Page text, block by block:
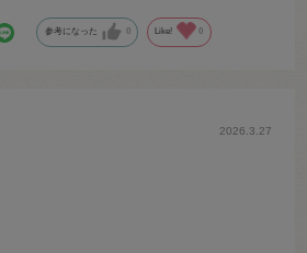
参考になった 0 Like! 0
2026.3.27